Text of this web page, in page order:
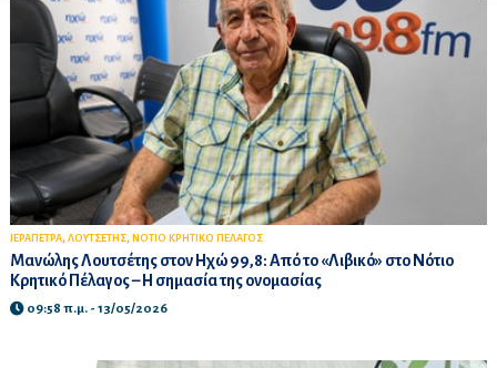
ΙΕΡΑΠΕΤΡΑ, ΛΟΥΤΣΕΤΗΣ, ΝΟΤΙΟ ΚΡΗΤΙΚΟ ΠΕΛΑΓΟΣ
Μανώλης Λουτσέτης στον Ηχώ 99,8: Από το «Λιβικό» στο Νότιο
Κρητικό Πέλαγος – Η σημασία της ονομασίας
09:58 π.μ. - 13/05/2026